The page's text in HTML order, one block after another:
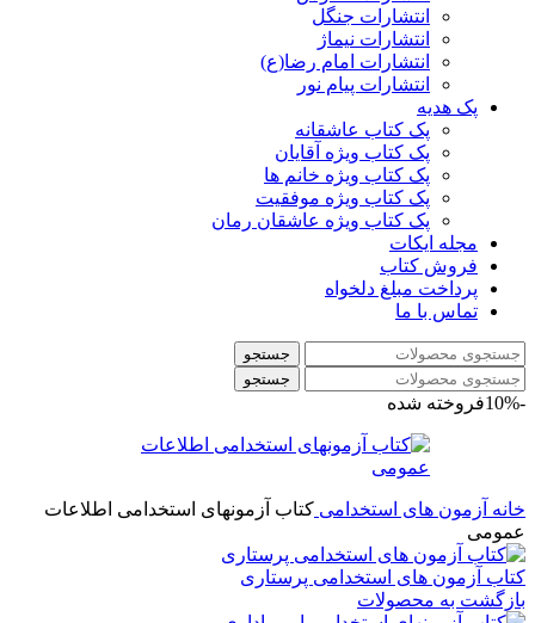
انتشارات جنگل
انتشارات نیماژ
انتشارات امام رضا(ع)
انتشارات پیام نور
پک هدیه
پک کتاب عاشقانه
پک کتاب ویژه آقایان
پک کتاب ویژه خانم ها
پک کتاب ویژه موفقیت
پک کتاب ویژه عاشقان رمان
مجله ایکات
فروش کتاب
پرداخت مبلغ دلخواه
تماس با ما
جستجو
جستجو
-10% فروخته شده
خانه آزمون های استخدامی کتاب آزمونهای استخدامی اطلاعات
عمومی
کتاب آزمون های استخدامی پرستاری
بازگشت به محصولات